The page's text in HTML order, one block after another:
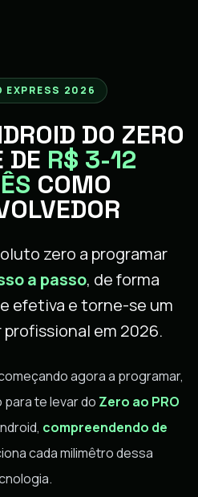
EXPRESS 2026
DO ZERO
DE R$ 3-12
COMO
zero a programar
a passo, de forma
efetiva e torne-se um
em 2026.
agora a programar,
te levar do Zero ao PRO
compreendendo de
cada milimêtro dessa